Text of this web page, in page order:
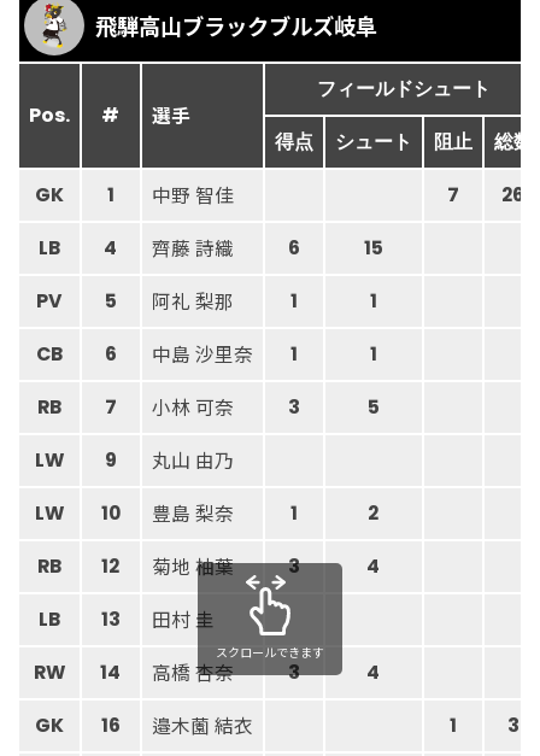
飛騨高山ブラックブルズ岐阜
Pos. # 選手
フィールドシュート
得点 シュート 阻止 総数
GK 1 中野 智佳 7 26
LB 4 齊藤 詩織 6 15
PV 5 阿礼 梨那 1 1
CB 6 中島 沙里奈 1 1
RB 7 小林 可奈 3 5
LW 9 丸山 由乃
LW 10 豊島 梨奈 1 2
RB 12 菊地 柚葉 3 4
LB 13 田村 圭
RW 14 高橋 杏奈 3 4
GK 16 邉木薗 結衣 1 3
スクロールできます